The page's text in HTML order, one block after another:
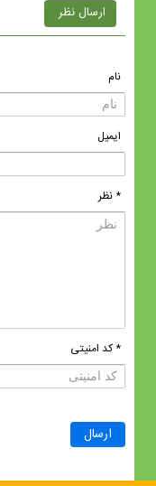
ارسال نظر
نام
ایمیل
* نظر
* کد امنیتی